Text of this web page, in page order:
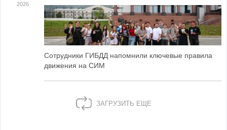
2026
Сотрудники ГИБДД напомнили ключевые правила
движения на СИМ
ЗАГРУЗИТЬ ЕЩЕ